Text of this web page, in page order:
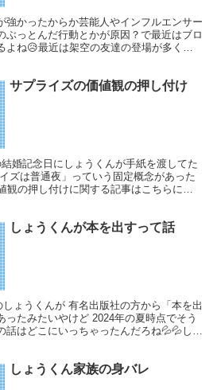
強かったからか芸能人やインフルエンサー
ぶっとんだ行動とかが原因？で最近はブロ
よね😥最近は架空の友達の登場が多くな
サプライズの価値観の押し付け
婚記念日にしょうくんが手紙を渡してた
ズは普通夜」っていう固定概念があった
観の押し付けに関する記事はこちらにま
しょうくんが本を出すって話
ょうくんが 有名出版社の方から「本を出
ったみたいやけど 2024年の夏時点でそう
話はどこにいっちゃったんだろね💦💦しょ
しょうくん家族の身バレ